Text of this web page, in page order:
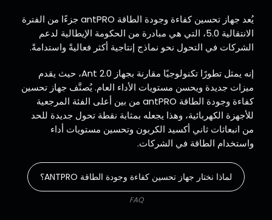
يُعد جهاز تحسين كفاءة وجودة الطاقة antPRO جزءًا من الفترة
الانتقالية 5.0، التي هي مبادرة من الحكومة الإيطالية لدعم
الشركات في التحول نحو نماذج إنتاجية أكثر فعاليةً واستدامةً.
إنه يمثل تطورًا تكنولوجيًا مقارنة بجهاز Ant 2.0، حيث يقدم
ميزات جديدة ويحسن مستويات الأداء العام. يُصنَّف جهاز تحسين
كفاءة وجودة الطاقة antPRO من بين أعلى الفئة المرجعية
للأجهزة الكهربائية، وهذا يجعله بمثابة نقطة تحول جديدة للحد
من انبعاثات ثاني أكسيد الكربون وتحسين مستويات أداء
واستخدام الطاقة في الشركات.
لماذا نختار جهاز تحسين كفاءة وجودة الطاقة ANTPRO؟
FAQ